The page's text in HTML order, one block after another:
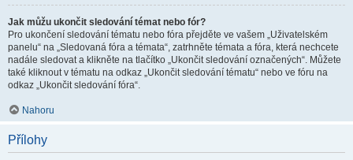
Jak můžu ukončit sledování témat nebo fór?
Pro ukončení sledování tématu nebo fóra přejděte ve vašem „Uživatelském
panelu“ na „Sledovaná fóra a témata“, zatrhněte témata a fóra, která nechcete
nadále sledovat a klikněte na tlačítko „Ukončit sledování označených“. Můžete
také kliknout v tématu na odkaz „Ukončit sledování tématu“ nebo ve fóru na
odkaz „Ukončit sledování fóra“.
Nahoru
Přílohy